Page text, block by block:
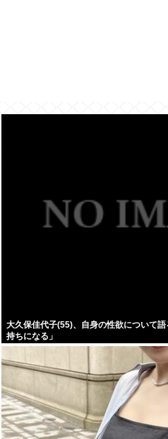
大久保佳代子(55)、自身の性欲について
持ちになる」